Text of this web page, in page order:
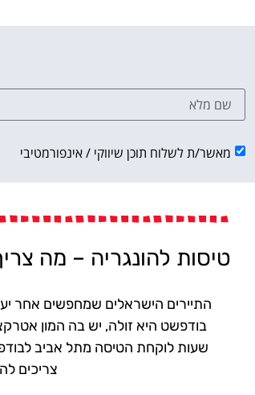
מאשר/ת לשלוח תוכן שיווקי / אינפורמטיבי
טיסות להונגריה – מה
התיירים הישראלים שמחפשים אחר
שעות לוקחת הטיסה מתל אביב
צריכים